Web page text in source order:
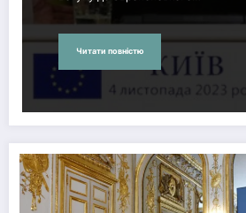
Читати повністю